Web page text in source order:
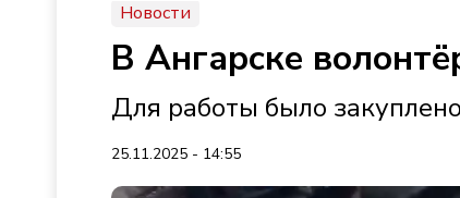
Новости
В Ангарске
Для работы было
25.11.2025 - 14:55